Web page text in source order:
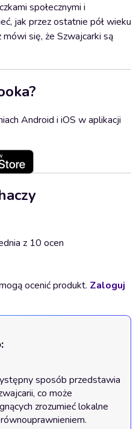
społecznymi i
jak przez ostatnie pół wieku
mówi się, że Szwajcarki są
Android i iOS w aplikacji
z 10 ocen
ocenić produkt. Zaloguj
sposób przedstawia
co może
zrozumieć lokalne